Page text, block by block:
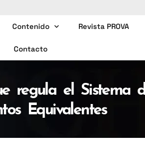
Contenido Revista PROVA
Contacto
regula el Sistema
Equivalentes